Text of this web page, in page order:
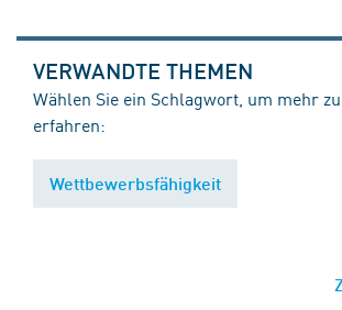
VERWANDTE THEMEN
Wählen Sie ein Schlagwort, um mehr
erfahren:
Wettbewerbsfähigkeit